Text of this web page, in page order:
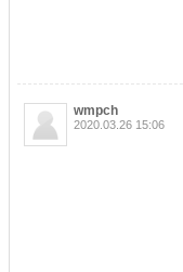
wmpch
2020.03.26 15:06